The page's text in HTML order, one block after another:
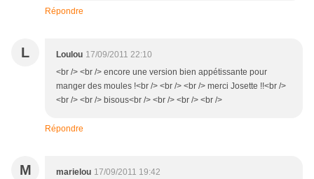
Répondre
L Loulou 17/09/2011 22:10
<br /> <br /> encore une version bien appétissante pour
manger des moules !<br /> <br /> <br /> merci Josette !!<br />
<br /> <br /> bisous<br /> <br /> <br /> <br />
Répondre
M marielou 17/09/2011 19:42